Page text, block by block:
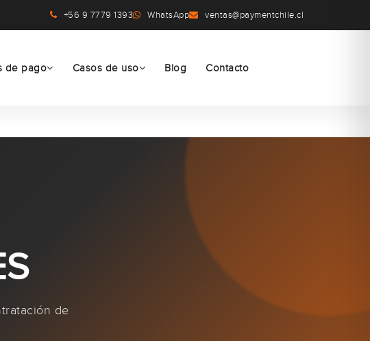
+56 9 7779 1393 WhatsApp ventas@paymentchile.cl
de pago Casos de uso Blog Contacto
de